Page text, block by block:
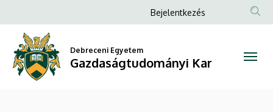
Gazdaságtudományi
a
tartalomra
Anonim
menüje
Bejelentkezés
Debreceni Egyetem
Gazdaságtudományi Kar